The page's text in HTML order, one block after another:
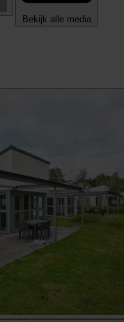
Bekijk alle media